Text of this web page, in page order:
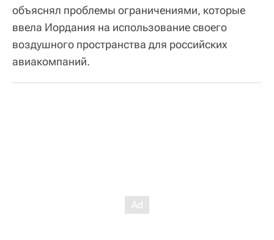
объяснял проблемы ограничениями, которые
ввела Иордания на использование своего
воздушного пространства для российских
авиакомпаний.